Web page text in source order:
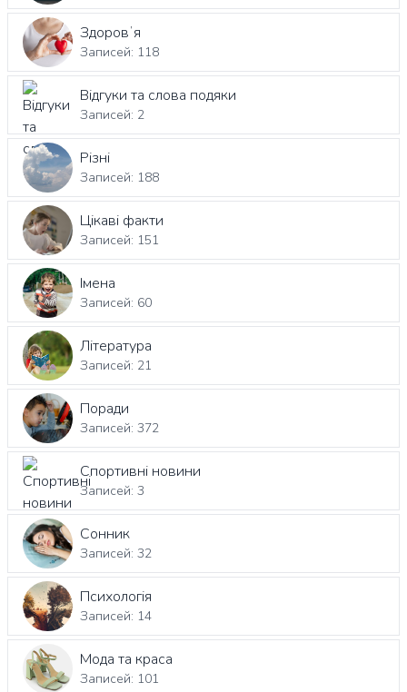
Здоровʼя
Записей: 118
Відгуки та слова подяки
Записей: 2
Різні
Записей: 188
Цікаві факти
Записей: 151
Імена
Записей: 60
Література
Записей: 21
Поради
Записей: 372
Спортивні новини
Записей: 3
Сонник
Записей: 32
Психологія
Записей: 14
Мода та краса
Записей: 101